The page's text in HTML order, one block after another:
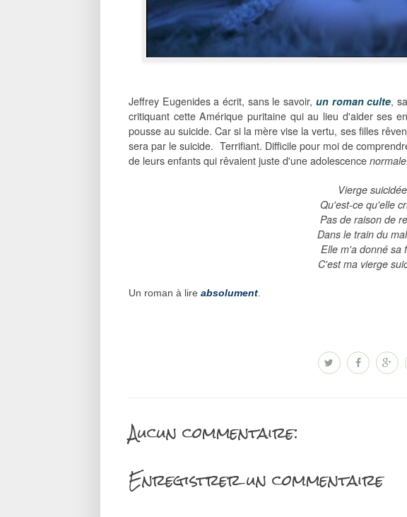
Jeffrey Eugenides a écrit, sans le savoir, un roman culte,
critiquant cette Amérique puritaine qui au lieu d'aider ses
pousse au suicide. Car si la mère vise la vertu, ses filles
sera par le suicide. Terrifiant. Difficile pour moi de
de leurs enfants qui rêvaient juste d'une adolescence
Vierge suicidée
Qu'est-ce qu'elle
Pas de raison de
Dans le train du
Elle m'a donné sa
C'est ma vierge
Un roman à lire absolument
Aucun commentaire:
Enregistrer un commentaire